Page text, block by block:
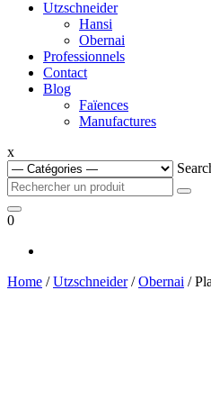
Utzschneider
Hansi
Obernai
Professionnels
Contact
Blog
Faïences
Manufactures
x
0
Home /Utzschneider/Obernai /